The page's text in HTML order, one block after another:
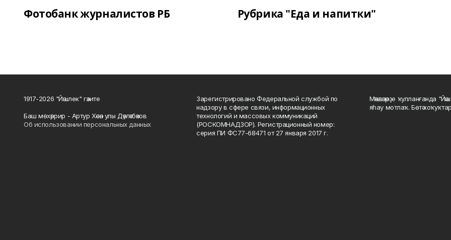
Фотобанк журналистов РБ Рубрика "Еда и напитки"
1917-2026 "Йәшлек" гәзите
Баш мөхәррир - Артур Хәсән улы Дәүләтбәков
Об использовании персональных данных
Зарегистрировано Федеральной службой по
надзору в сфере связи, информационных
технологий и массовых коммуникаций
(РОСКОМНАДЗОР). Регистрационный номер:
серия ПИ ФС77-68471 от 27 января 2017 г.
Мәҡәләләрҙе ҡулланғанда
яһау мотлаҡ. Бөтә